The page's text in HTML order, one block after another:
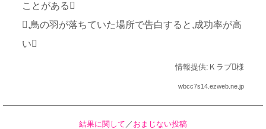
ことがある
,鳥の羽が落ちていた場所で告白すると,成功率が高
い
情報提供:Ｋラブ様
wbcc7s14.ezweb.ne.jp
結果に関して ／ おまじない投稿